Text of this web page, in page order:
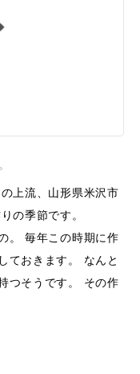
上流、山形県米沢市
の季節です。
。 毎年この時期に作
ておきます。 なんと
つそうです。 その作